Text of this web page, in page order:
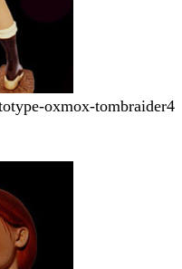
oxmox-tombraider4